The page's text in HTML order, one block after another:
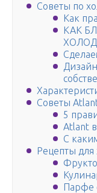
Советы по
Как
КАК
Советы
5
Atlant
С
Рецепты
Парфе